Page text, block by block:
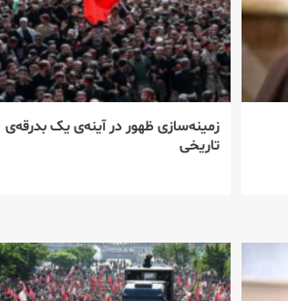
زمینه‌سازی ظهور در آینه‌ی یک بدرقه‌ی
تاریخی